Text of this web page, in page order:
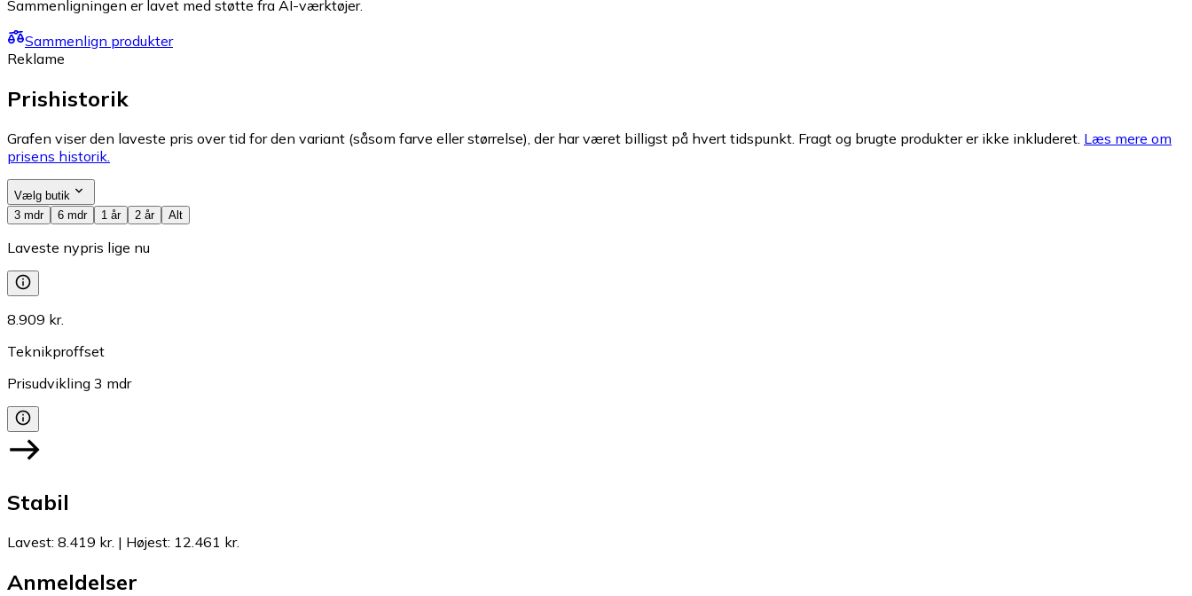
Sammenligningen er lavet med støtte fra AI-værktøjer.
Sammenlign produkter
Reklame
Prishistorik
Grafen viser den laveste pris over tid for den variant (såsom farve eller størrelse), der har været billigst på hvert tidspunkt. Fragt og brugte produkter er ikke inkluderet. Læs mere om
prisens historik.
Vælg butik
3 mdr
6 mdr 1 år 2 år Alt
Laveste nypris lige nu
8.909 kr.
Teknikproffset
Prisudvikling 3 mdr
Stabil
Lavest: 8.419 kr. | Højest: 12.461 kr.
Anmeldelser